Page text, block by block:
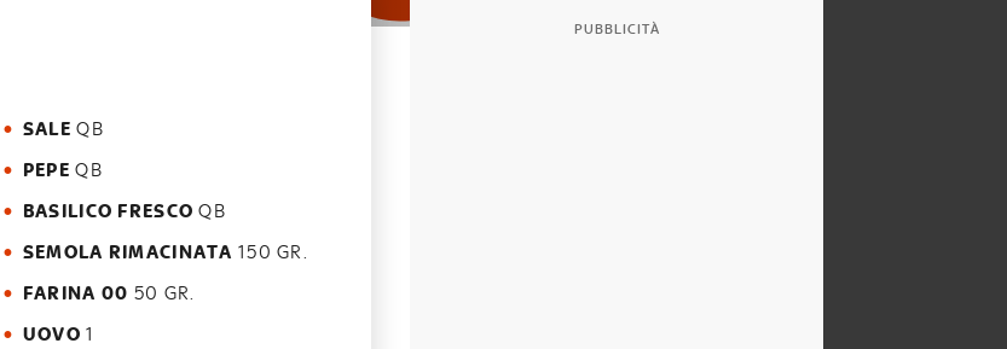
SALE QB
PEPE QB
BASILICO FRESCO QB
SEMOLA RIMACINATA 150 GR.
FARINA 00 50 GR.
UOVO 1
PUBBLICITÀ